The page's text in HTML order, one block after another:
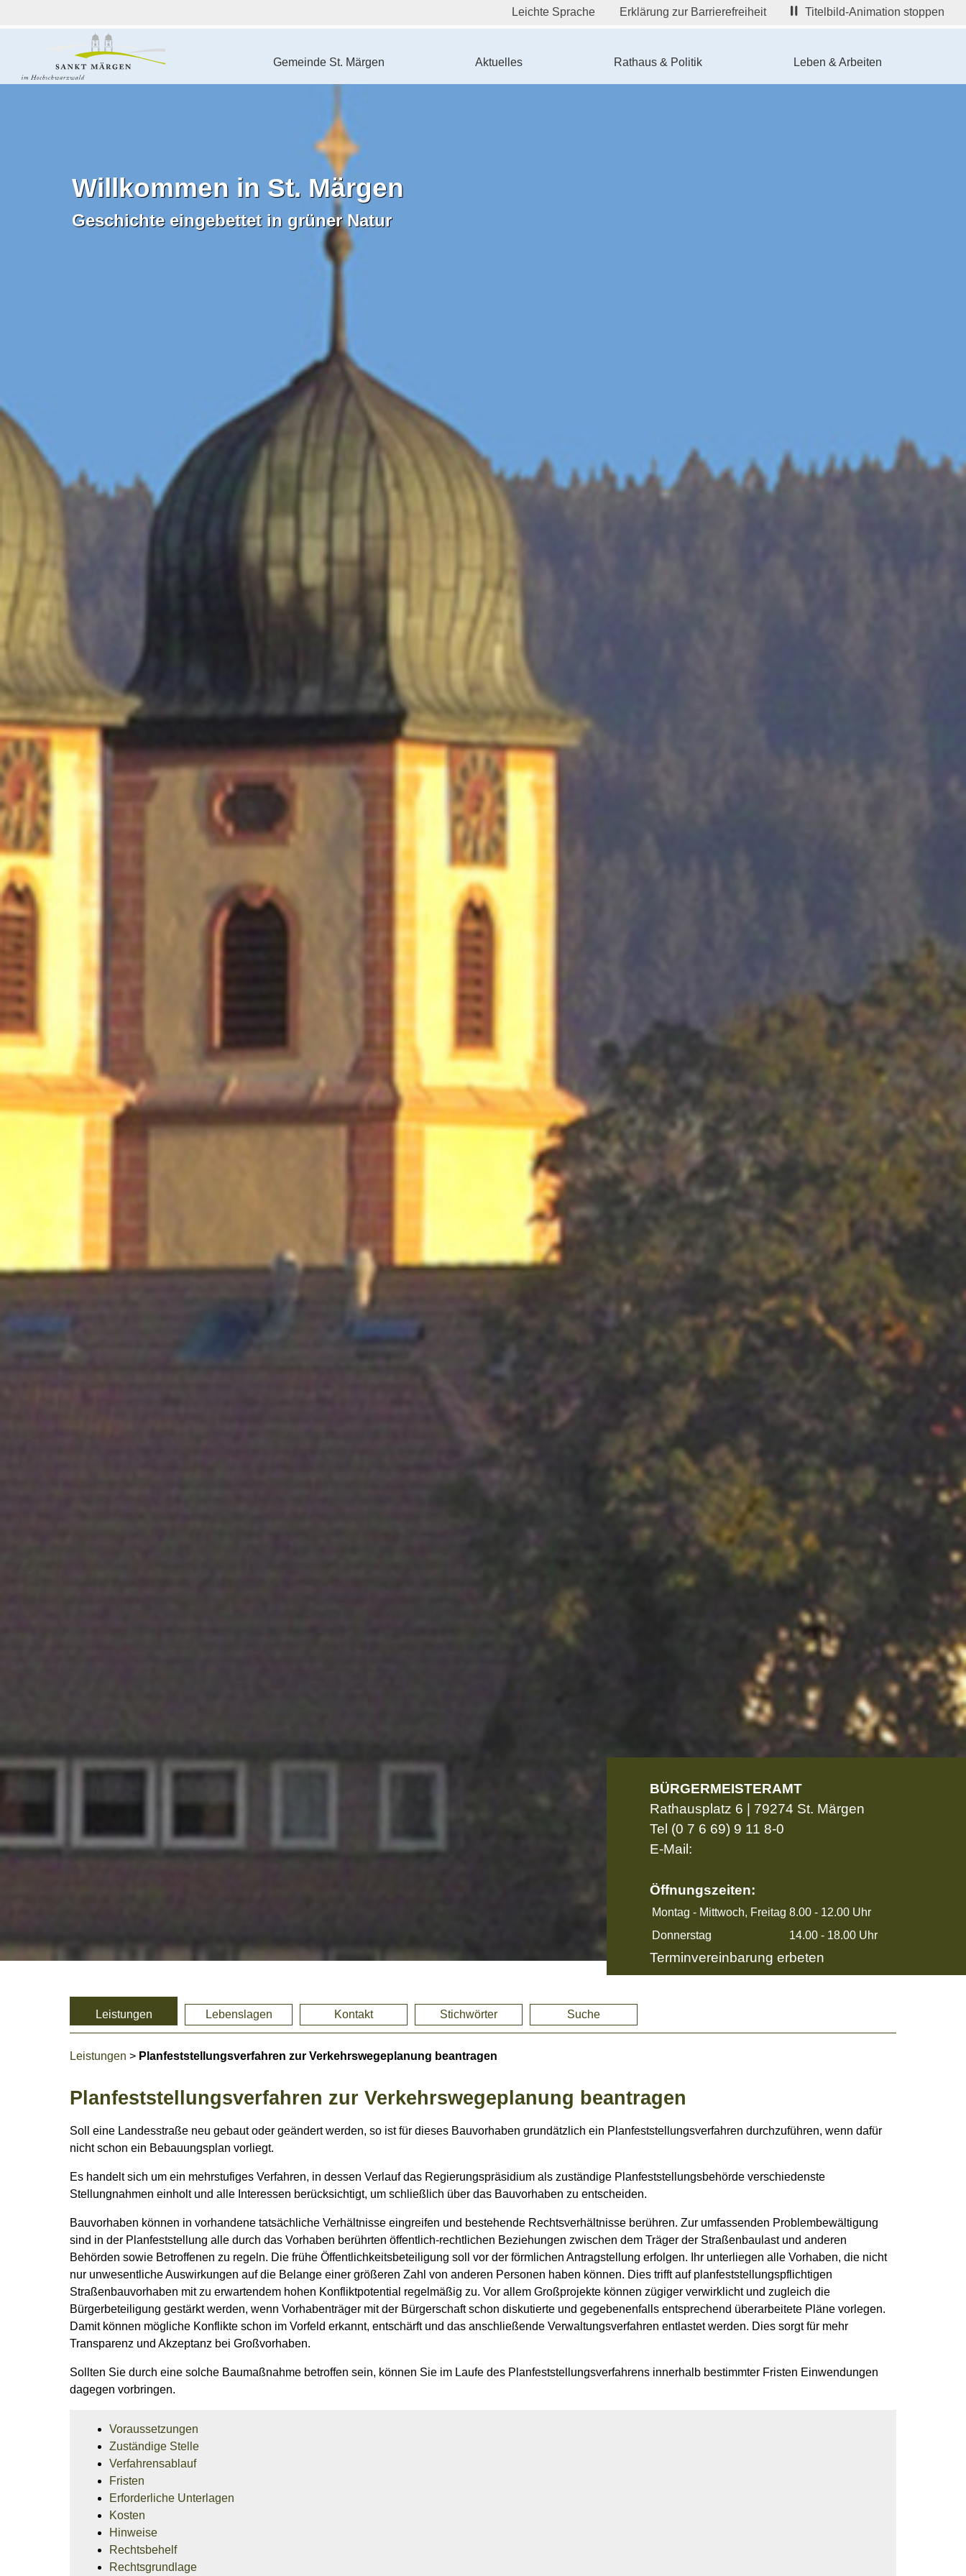
Leichte Sprache Erklärung zur Barrierefreiheit Titelbild-Animation stoppen
Gemeinde St. Märgen Aktuelles Rathaus & Politik Leben & Arbeiten
BÜRGERMEISTERAMT
Rathausplatz 6 | 79274 St. Märgen
Tel (0 7 6 69) 9 11 8-0
E-Mail:
Öffnungszeiten:
Montag - Mittwoch, Freitag 8.00 - 12.00 Uhr
Donnerstag
14.00 - 18.00 Uhr
Terminvereinbarung erbeten
Willkommen in St. Märgen
Geschichte eingebettet in grüner Natur
Leistungen Lebenslagen Kontakt Stichwörter Suche
Leistungen > Planfeststellungsverfahren zur Verkehrswegeplanung beantragen
Planfeststellungsverfahren zur Verkehrswegeplanung beantragen
Soll eine Landesstraße neu gebaut oder geändert werden, so ist für dieses Bauvorhaben grundätzlich ein Planfeststellungsverfahren durchzuführen, wenn dafür
nicht schon ein Bebauungsplan vorliegt.
Es handelt sich um ein mehrstufiges Verfahren, in dessen Verlauf das Regierungspräsidium als zuständige Planfeststellungsbehörde verschiedenste
Stellungnahmen einholt und alle Interessen berücksichtigt, um schließlich über das Bauvorhaben zu entscheiden.
Bauvorhaben können in vorhandene tatsächliche Verhältnisse eingreifen und bestehende Rechtsverhältnisse berühren. Zur umfassenden Problembewältigung
sind in der Planfeststellung alle durch das Vorhaben berührten öffentlich-rechtlichen Beziehungen zwischen dem Träger der Straßenbaulast und anderen
Behörden sowie Betroffenen zu regeln. Die frühe Öffentlichkeitsbeteiligung soll vor der förmlichen Antragstellung erfolgen. Ihr unterliegen alle Vorhaben, die nicht
nur unwesentliche Auswirkungen auf die Belange einer größeren Zahl von anderen Personen haben können. Dies trifft auf planfeststellungspflichtigen
Straßenbauvorhaben mit zu erwartendem hohen Konfliktpotential regelmäßig zu. Vor allem Großprojekte können zügiger verwirklicht und zugleich die
Bürgerbeteiligung gestärkt werden, wenn Vorhabenträger mit der Bürgerschaft schon diskutierte und gegebenenfalls entsprechend überarbeitete Pläne vorlegen.
Damit können mögliche Konflikte schon im Vorfeld erkannt, entschärft und das anschließende Verwaltungsverfahren entlastet werden. Dies sorgt für mehr
Transparenz und Akzeptanz bei Großvorhaben.
Sollten Sie durch eine solche Baumaßnahme betroffen sein, können Sie im Laufe des Planfeststellungsverfahrens innerhalb bestimmter Fristen Einwendungen
dagegen vorbringen.
Voraussetzungen
Zuständige Stelle
Verfahrensablauf
Fristen
Erforderliche Unterlagen
Kosten
Hinweise
Rechtsbehelf
Rechtsgrundlage